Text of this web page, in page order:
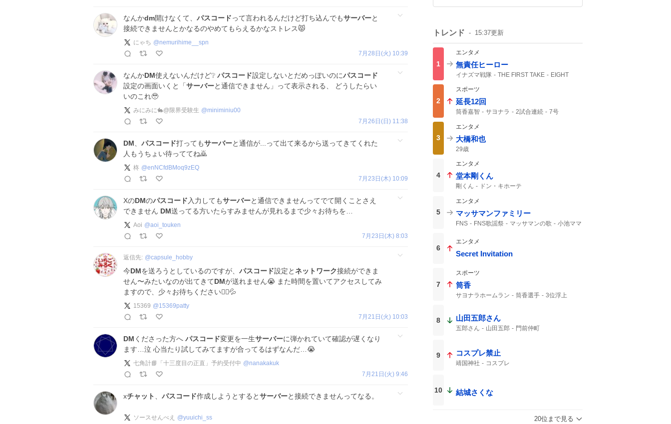
なんかdm開けなくて、 パスコードって言われるんだけど打ち込んでもサーバーと
接続できませんとかなるのやめてもらえるかなストレス😾
にゃち @nemurihime__spn
7月28日(火) 10:39
なんかDM使えないんだけど❔️ パスコード設定しないとだめっぽいのにパスコード
設定の画面いくと「 サーバーと通信できません」って表示される、 どうしたらい
いのこれ🥹
みにみに🐇@限界受験生 @miniminiu00
7月26日(日) 11:38
DM パスコード打ってもサーバーと通信が...って出て来るから送ってきてくれた
人もうちょい待っててね🙇
柊 @enNCfdBMoq9zEQ
7月23日(木) 10:09
XのDMのパスコード 入力してもサーバーと通信できませんってでて開くことさえ
できません DM送ってる方いたらすみませんが見れるまで少々お待ちを…
Aoi @aoi_touken
7月23日(木) 8:03
返信先: @capsule_hobby
今DMを送ろうとしているのですが、 パスコード設定とネットワーク接続ができま
せん〜みたいなのが出てきてDMが送れません😭 また時間を置いてアクセスしてみ
ますので、少々お待ちください🙇‍♀️💦
15369 @15369patty
7月21日(火) 10:03
DM くださった方へ パスコード変更を一生サーバーに弾かれていて確認が遅くなり
ます…泣 心当たり試してみてますが合ってるはずなんだ…😭
七角計📘「十三度目の正直」予約受付中 @nanakakuk
7月21日(火) 9:46
xチャット パスコード作成しようとするとサーバーと接続できませんってなる。
ソースせんべえ @yuuichi_ss
トレンド 15:37更新
1
エンタメ
無責任ヒーロー
イナズマ戦隊 THE FIRST TAKE
EIGHT
させてもらいました
2
スポーツ
延長12回
筒香嘉智 サヨナラ 2試合連続
7号
3
エンタメ
大橋和也
29歳
4
エンタメ
堂本剛くん
剛くん ドン・キホーテ
5
エンタメ
マッサマンファミリー
FNS FNS歌謡祭 マッサマンの歌
小池ママ
マッサマンママ
6
エンタメ
Secret Invitation
7
スポーツ
筒香
サヨナラホームラン 筒香選手
3位浮上
サヨナラ
ハマスタ
借金完済
初勝利 延長戦
8 山田五郎さん
五郎さん 山田五郎 門前仲町
9 コスプレ禁止
靖国神社 コスプレ
10 結城さくな
20位まで見る